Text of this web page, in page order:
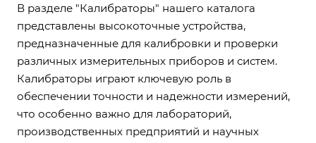
В разделе "Калибраторы" нашего каталога
представлены высокоточные устройства,
предназначенные для калибровки и проверки
различных измерительных приборов и систем.
Калибраторы играют ключевую роль в
обеспечении точности и надежности измерений,
что особенно важно для лабораторий,
производственных предприятий и научных